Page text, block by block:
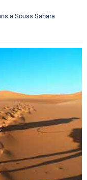
a Souss Sahara